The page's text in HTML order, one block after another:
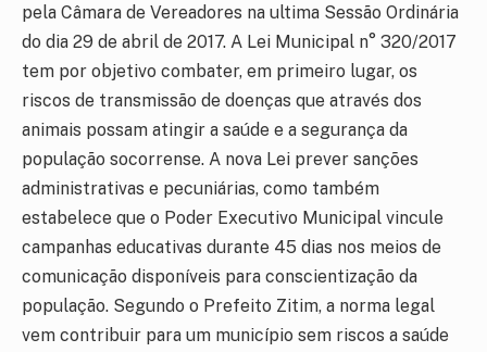
pela Câmara de Vereadores na ultima Sessão Ordinária
do dia 29 de abril de 2017. A Lei Municipal n° 320/2017
tem por objetivo combater, em primeiro lugar, os
riscos de transmissão de doenças que através dos
animais possam atingir a saúde e a segurança da
população socorrense. A nova Lei prever sanções
administrativas e pecuniárias, como também
estabelece que o Poder Executivo Municipal vincule
campanhas educativas durante 45 dias nos meios de
comunicação disponíveis para conscientização da
população. Segundo o Prefeito Zitim, a norma legal
vem contribuir para um município sem riscos a saúde